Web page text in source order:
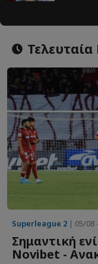
Superleague 2 | 05/08
Σημαντική
Νovibet -